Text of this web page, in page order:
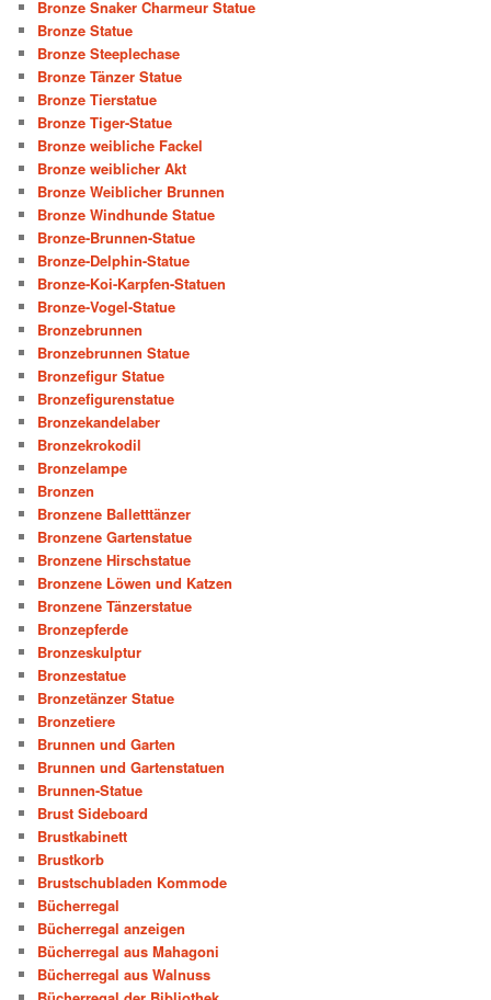
Bronze Snaker Charmeur Statue
Bronze Statue
Bronze Steeplechase
Bronze Tänzer Statue
Bronze Tierstatue
Bronze Tiger-Statue
Bronze weibliche Fackel
Bronze weiblicher Akt
Bronze Weiblicher Brunnen
Bronze Windhunde Statue
Bronze-Brunnen-Statue
Bronze-Delphin-Statue
Bronze-Koi-Karpfen-Statuen
Bronze-Vogel-Statue
Bronzebrunnen
Bronzebrunnen Statue
Bronzefigur Statue
Bronzefigurenstatue
Bronzekandelaber
Bronzekrokodil
Bronzelampe
Bronzen
Bronzene Balletttänzer
Bronzene Gartenstatue
Bronzene Hirschstatue
Bronzene Löwen und Katzen
Bronzene Tänzerstatue
Bronzepferde
Bronzeskulptur
Bronzestatue
Bronzetänzer Statue
Bronzetiere
Brunnen und Garten
Brunnen und Gartenstatuen
Brunnen-Statue
Brust Sideboard
Brustkabinett
Brustkorb
Brustschubladen Kommode
Bücherregal
Bücherregal anzeigen
Bücherregal aus Mahagoni
Bücherregal aus Walnuss